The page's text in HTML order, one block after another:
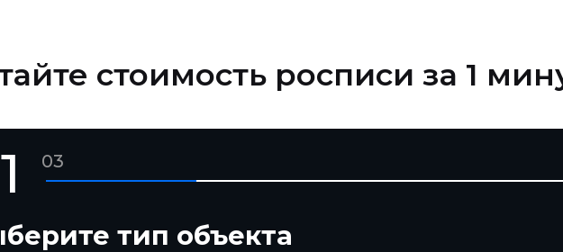
стоимость росписи за 1
03
тип объекта